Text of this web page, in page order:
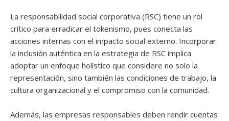
La responsabilidad social corporativa (RSC) tiene un rol
crítico para erradicar el tokenismo, pues conecta las
acciones internas con el impacto social externo. Incorporar
la inclusión auténtica en la estrategia de RSC implica
adoptar un enfoque holístico que considere no solo la
representación, sino también las condiciones de trabajo, la
cultura organizacional y el compromiso con la comunidad.
Además, las empresas responsables deben rendir cuentas